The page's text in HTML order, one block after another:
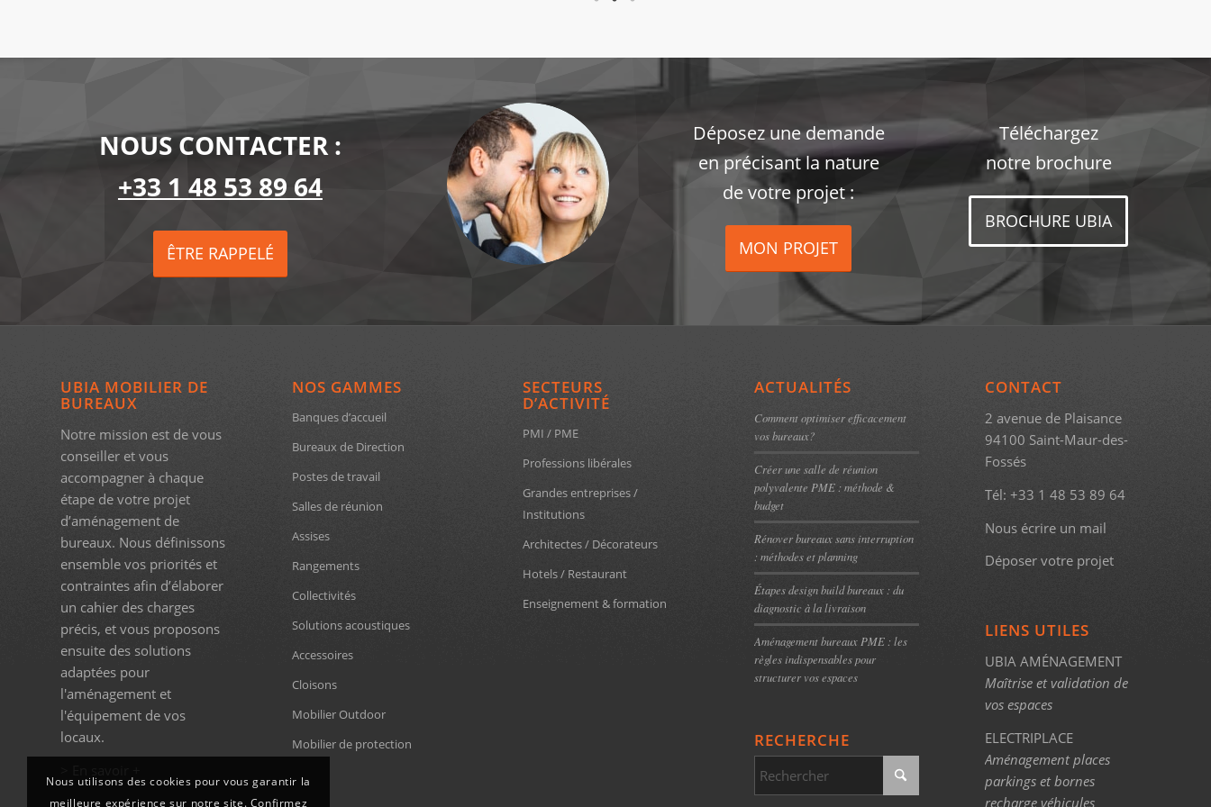
NOUS CONTACTER :
+33 1 48 53 89 64
ÊTRE RAPPELÉ
Déposez une demande
en précisant la nature
de votre projet :
MON PROJET
Téléchargez
notre brochure
BROCHURE UBIA
UBIA MOBILIER DE
BUREAUX
Notre mission est de vous
conseiller et vous
accompagner à chaque
étape de votre projet
d’aménagement de
bureaux. Nous définissons
ensemble vos priorités et
contraintes afin d’élaborer
un cahier des charges
précis, et vous proposons
ensuite des solutions
adaptées pour
l'aménagement et
l'équipement de vos
locaux.
NOS GAMMES
Banques d’accueil
Bureaux de Direction
Postes de travail
Salles de réunion
Assises
Rangements
Collectivités
Solutions acoustiques
Accessoires
Cloisons
Mobilier Outdoor
Mobilier de protection
SECTEURS
D’ACTIVITÉ
PMI / PME
Professions libérales
Grandes entreprises /
Institutions
Architectes / Décorateurs
Hotels / Restaurant
Enseignement & formation
ACTUALITÉS
Comment optimiser efficacement
vos bureaux?
Créer une salle de réunion
polyvalente PME : méthode &
budget
Rénover bureaux sans interruption
: méthodes et planning
Étapes design build bureaux : du
diagnostic à la livraison
Aménagement bureaux PME : les
règles indispensables pour
structurer vos espaces
RECHERCHE
CONTACT
2 avenue de Plaisance
94100 Saint-Maur-des-
Fossés
Tél: +33 1 48 53 89 64
Nous écrire un mail
Déposer votre projet
LIENS UTILES
UBIA AMÉNAGEMENT
Maîtrise et validation de
vos espaces
ELECTRIPLACE
Aménagement places
parkings et bornes
recharge véhicules
Nous utilisons des cookies pour vous garantir la
meilleure expérience sur notre site. Confirmez